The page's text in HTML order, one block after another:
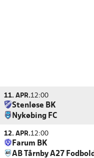
11. APR.12:00
Stenløse BK
Nykøbing FC
12. APR.12:00
Farum BK
AB Tårnby A27